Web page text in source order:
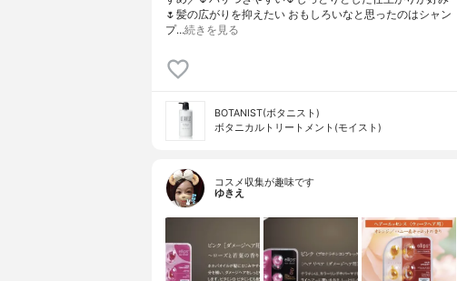
🌷髪の広がりを抑えたい おもしろいなと思ったのはシャン
プ…続きを見る
BOTANIST(ボタニスト)
ボタニカルトリートメント(モイスト)
コスメ収集が趣味です
ゆきえ